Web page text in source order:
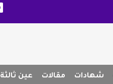
شهادات مقالات عين ثالثة